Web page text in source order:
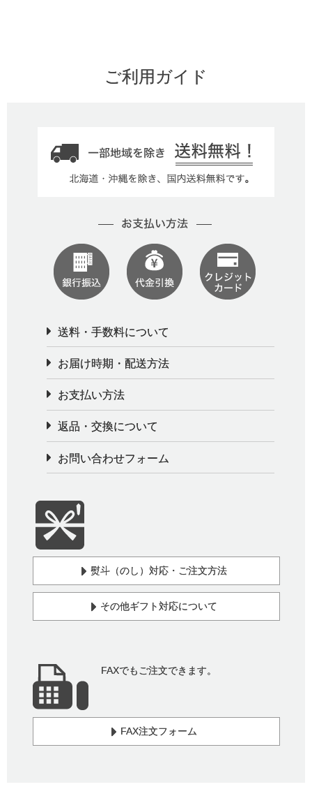
ご利用ガイド
送料・手数料について
お届け時期・配送方法
お支払い方法
返品・交換について
お問い合わせフォーム
熨斗（のし）対応・ご注文方法
その他ギフト対応について
FAXでもご注文できます。
FAX注文フォーム